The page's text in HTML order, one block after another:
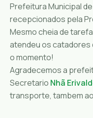
Prefeitura Municipal
recepcionados pela
Mesmo cheia de
atendeu os catadores
o momento!
Agradecemos a
Secretario Nhã
transporte, tambem